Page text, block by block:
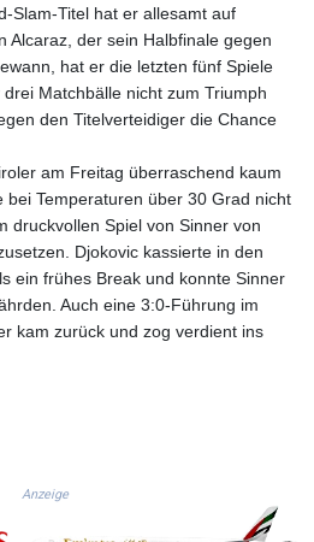
KGS 101.104505
KHR 4685.244046
KMF 492.514185
KRW 1627.712241
KWD 0.356853
KZT 541.784389
LAK 26108.437325
LBP
103531.946431
LKR 387.745291
LRD 209.896866
LSL 18.648909
MGA 4982.944983
Slam-Titel hat er allesamt auf
Alcaraz, der sein Halbfinale gegen
hat er die letzten fünf Spiele
Matchbälle nicht zum Triumph
den Titelverteidiger die Chance
am Freitag überraschend kaum
bei Temperaturen über 30 Grad nicht
druckvollen Spiel von Sinner von
Djokovic kassierte in den
ein frühes Break und konnte Sinner
Auch eine 3:0-Führung im
kam zurück und zog verdient ins
Anzeige